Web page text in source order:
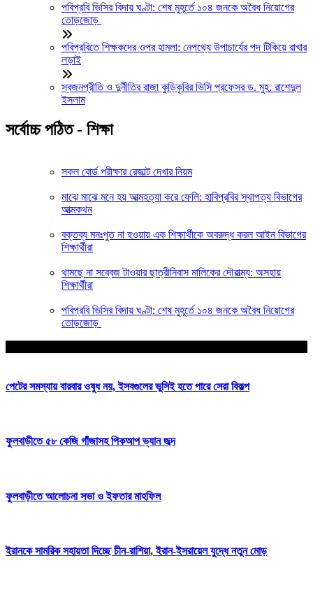
পবিপ্রবি ভিসির বিদায় ঘণ্টা: শেষ মুহূর্তে ১০৪ জনকে অবৈধ নিয়োগের
তোড়জোড়
পবিপ্রবিতে শিক্ষকদের ওপর হামলা: নেপথ্যে উপাচার্যের পদ টিকিয়ে রাখার
লড়াই
স্বজনপ্রীতি ও দুর্নীতির রাজা কুড়িকৃবির ভিসি প্রফেসর ড. মুহ. রাশেদুল
ইসলাম
সর্বোচ্চ পঠিত - শিক্ষা
সকল বোর্ড পরীক্ষার রেজাল্ট দেখার নিয়ম
মাঝে মাঝে মনে হয় আত্মহত্যা করে ফেলি: হাবিপ্রবির স্থাপত্য বিভাগের
আত্মকথন
বক্তব্য মনঃপুত না হওয়ায় এক শিক্ষার্থীকে অবরুদ্ধ করল আইন বিভাগের
শিক্ষার্থীরা
থামছে না সব্বেজ টাওয়ার ছাত্রীনিবাস মালিকের দৌরাত্ম্য: অসহায়
শিক্ষার্থীরা
পবিপ্রবি ভিসির বিদায় ঘণ্টা: শেষ মুহূর্তে ১০৪ জনকে অবৈধ নিয়োগের
তোড়জোড়
পেটের সমস্যায় বারবার ওষুধ নয়, ইসবগুলের ভুসিই হতে পারে সেরা বিকল্প
ফুলবাড়ীতে ৫৮ কেজি গাঁজাসহ পিকআপ ভ্যান জব্দ
ফুলবাড়ীতে আলোচনা সভা ও ইফতার মাহফিল
ইরানকে সামরিক সহায়তা দিচ্ছে চীন-রাশিয়া, ইরান-ইসরায়েল যুদ্ধে নতুন মোড়